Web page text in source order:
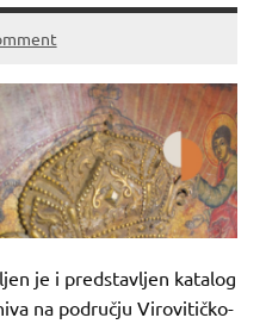
je i predstavljen katalog
na području Virovitičko-